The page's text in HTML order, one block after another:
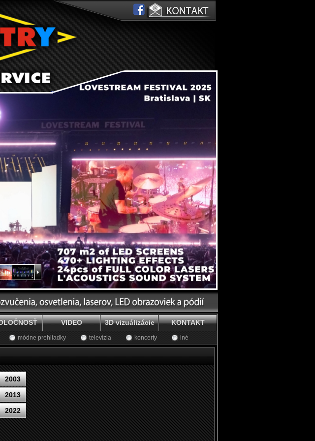
VIDEO 3D vizuálizácie KONTAKT
módne prehliadky televízia koncerty iné
2003
2013
2022